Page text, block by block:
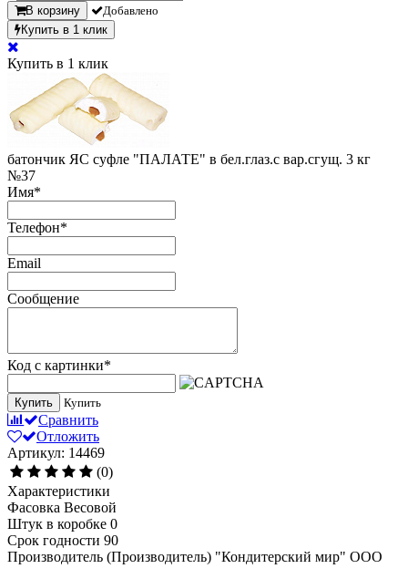
В корзину
Добавлено
Купить в 1 клик
Купить в 1 клик
батончик ЯС суфле "ПАЛАТЕ" в бел.глаз.с вар.сгущ. 3 кг
№37
Имя*
Телефон*
Email
Сообщение
Код с картинки*
Купить Купить
Сравнить
Отложить
Артикул: 14469
(0)
Характеристики
Фасовка Весовой
Штук в коробке 0
Срок годности 90
Производитель (Производитель) "Кондитерский мир" ООО